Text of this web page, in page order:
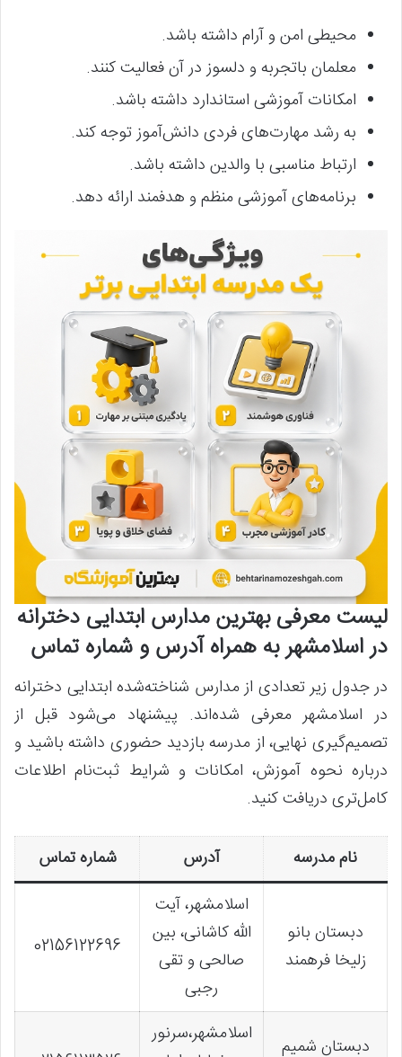
محیطی امن و آرام داشته باشد.
معلمان باتجربه و دلسوز در آن فعالیت کنند.
امکانات آموزشی استاندارد داشته باشد.
به رشد مهارت‌های فردی دانش‌آموز توجه کند.
ارتباط مناسبی با والدین داشته باشد.
برنامه‌های آموزشی منظم و هدفمند ارائه دهد.
لیست معرفی بهترین مدارس ابتدایی دخترانه
در اسلامشهر به همراه آدرس و شماره تماس
در جدول زیر تعدادی از مدارس شناخته‌شده ابتدایی دخترانه
در اسلامشهر معرفی شده‌اند. پیشنهاد می‌شود قبل از
تصمیم‌گیری نهایی، از مدرسه بازدید حضوری داشته باشید و
درباره نحوه آموزش، امکانات و شرایط ثبت‌نام اطلاعات
کامل‌تری دریافت کنید.
نام مدرسه آدرس شماره تماس
دبستان بانو
زلیخا فرهمند
اسلامشهر، آیت
الله کاشانی، بین
صالحی و تقی
رجبی
02156122696
دبستان شمیم
اسلامشهر،سرنور